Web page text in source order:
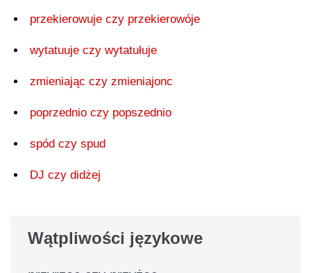
przekierowuje czy przekierowóje
wytatuuje czy wytatułuje
zmieniając czy zmieniajonc
poprzednio czy popszednio
spód czy spud
DJ czy didżej
Wątpliwości językowe